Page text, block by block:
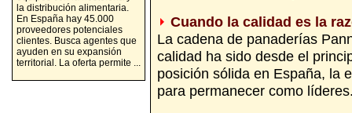
la distribución alimentaria.
En España hay 45.000
proveedores potenciales
clientes. Busca agentes que
ayuden en su expansión
territorial. La oferta permite ...
Cuando la calidad es la
La cadena de panaderías
calidad ha sido desde el
posición sólida en España, la
para permanecer como